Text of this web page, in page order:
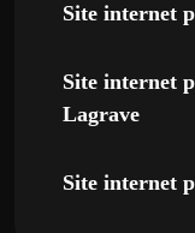
Site internet
Site internet
Lagrave
Site internet